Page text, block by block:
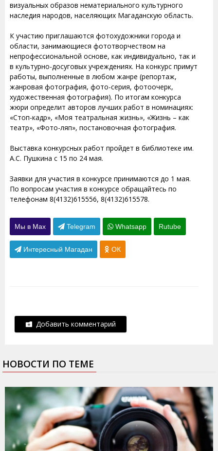
визуальных образов нематериального культурного
наследия народов, населяющих Магаданскую область.
К участию приглашаются фотохудожники города и
области, занимающиеся фототворчеством на
непрофессиональной основе, как индивидуально, так и
в культурно-досуговых учреждениях. На конкурс примут
работы, выполненные в любом жанре (репортаж,
жанровая фотография, фото-серия, фотоочерк,
художественная фотография). По итогам конкурса
жюри определит авторов лучших работ в номинациях:
«Стоп-кадр», «Моя театральная жизнь», «Жизнь – как
театр», «Фото-ляп», постановочная фотография.
Выставка конкурсных работ пройдет в библиотеке им.
А.С. Пушкина с 15 по 24 мая.
Заявки для участия в конкурсе принимаются до 1 мая.
По вопросам участия в конкурсе обращайтесь по
телефонам 8(4132)615556, 8(4132)615578.
Мы в Max Telegram Whatsapp Rutube
Интересный Магадан ОК
Добавить комментарий
НОВОСТИ ПО ТЕМЕ